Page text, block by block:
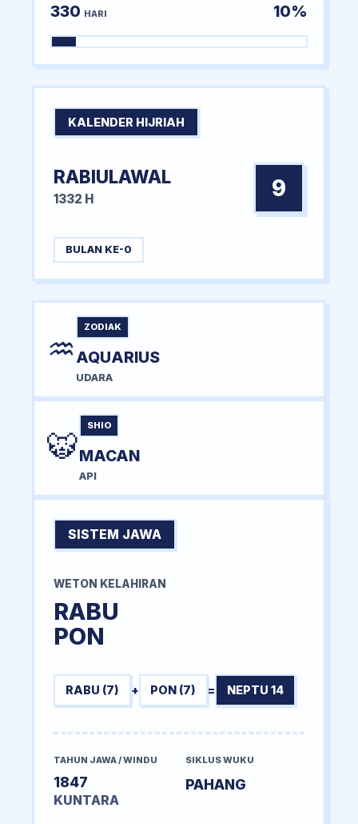
330 HARI 10%
KALENDER HIJRIAH
RABIULAWAL
1332 H 9
BULAN KE-0
♒
ZODIAK
AQUARIUS
UDARA
🐯
SHIO
MACAN
API
SISTEM JAWA
WETON KELAHIRAN
RABU
PON
RABU (7) + PON (7) = NEPTU 14
TAHUN JAWA / WINDU
1847
KUNTARA
SIKLUS WUKU
PAHANG